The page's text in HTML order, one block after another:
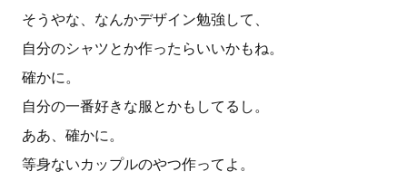
そうやな、なんかデザイン勉強して、
自分のシャツとか作ったらいいかもね。
確かに。
自分の一番好きな服とかもしてるし。
ああ、確かに。
等身ないカップルのやつ作ってよ。